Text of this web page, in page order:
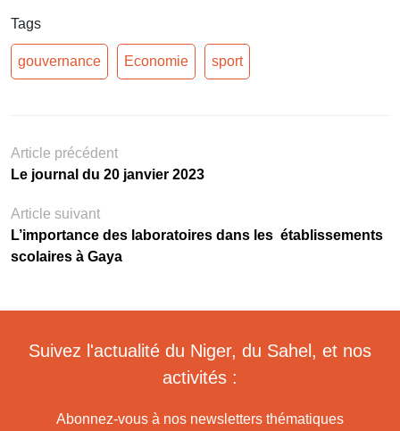
Tags
gouvernance Economie sport
Article précédent
Le journal du 20 janvier 2023
Article suivant
L’importance des laboratoires dans les établissements
scolaires à Gaya
Suivez l'actualité du Niger, du Sahel, et nos
activités :
Abonnez-vous à nos newsletters thématiques